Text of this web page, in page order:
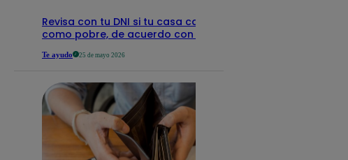
Revisa con tu DNI si tu casa califica
como pobre, de acuerdo con el Sisfoh
Te ayudo 25 de mayo 2026